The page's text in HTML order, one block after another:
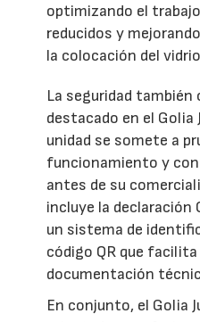
optimizando el
reducidos y
la colocación del
La seguridad también
destacado en el Golia
unidad se somete a
funcionamiento y
antes de su
incluye la declaración
un sistema de
código QR que
documentación
En conjunto, el Golia